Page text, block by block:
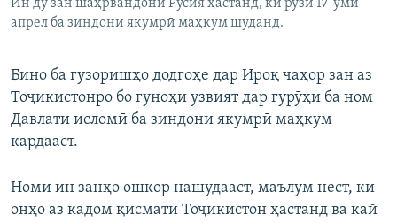
Ин ду зан шаҳрвандони Русия ҳастанд, ки рӯзи 17-уми
апрел ба зиндони якумрӣ маҳкум шуданд.
Бино ба гузоришҳо додгоҳе дар Ироқ чаҳор зан аз
Тоҷикистонро бо гуноҳи узвият дар гурӯҳи ба ном
Давлати исломӣ ба зиндони якумрӣ маҳкум
кардааст.
Номи ин занҳо ошкор нашудааст, маълум нест, ки
онҳо аз кадом қисмати Тоҷикистон ҳастанд ва кай